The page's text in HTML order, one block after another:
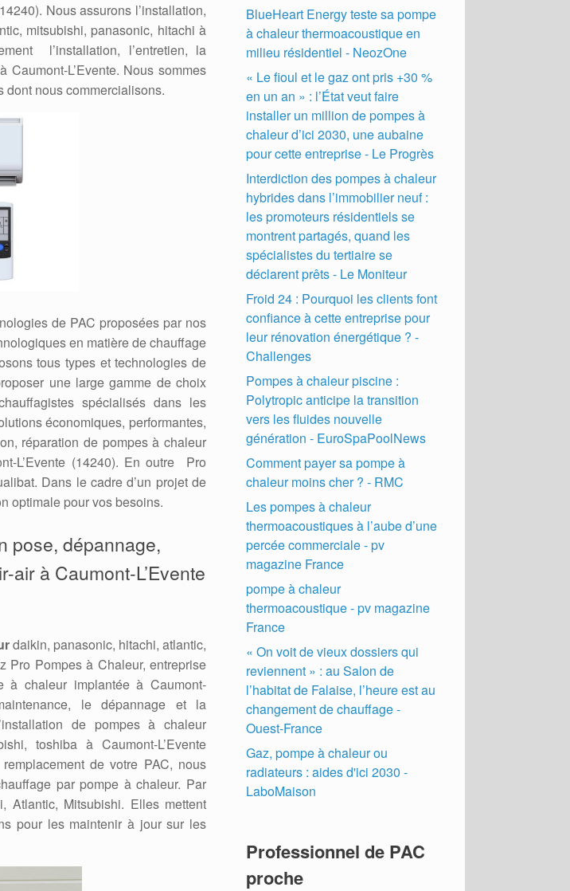
Nous assurons l’installation,
mitsubishi, panasonic, hitachi à
l’installation, l’entretien, la
L’Evente. Nous sommes
dont nous commercialisons.
de PAC proposées par nos
en matière de chauffage
tous types et technologies de
une large gamme de choix
spécialisés dans les
économiques, performantes,
réparation de pompes à chaleur
L’Evente (14240). En outre Pro
Dans le cadre d’un projet de
optimale pour vos besoins.
pose, dépannage,
à Caumont-L’Evente
daikin, panasonic, hitachi, atlantic,
Pro Pompes à Chaleur, entreprise
chaleur implantée à Caumont-
le dépannage et la
de pompes à chaleur
toshiba à Caumont-L’Evente
de votre PAC, nous
par pompe à chaleur. Par
Atlantic, Mitsubishi. Elles mettent
pour les maintenir à jour sur les
BlueHeart Energy teste sa pompe
à chaleur thermoacoustique en
milieu résidentiel - NeozOne
« Le fioul et le gaz ont pris +30 %
en un an » : l’État veut faire
installer un million de pompes à
chaleur d’ici 2030, une aubaine
pour cette entreprise - Le Progrès
Interdiction des pompes à chaleur
hybrides dans l’immobilier neuf :
les promoteurs résidentiels se
montrent partagés, quand les
spécialistes du tertiaire se
déclarent prêts - Le Moniteur
Froid 24 : Pourquoi les clients font
confiance à cette entreprise pour
leur rénovation énergétique ? -
Challenges
Pompes à chaleur piscine :
Polytropic anticipe la transition
vers les fluides nouvelle
génération - EuroSpaPoolNews
Comment payer sa pompe à
chaleur moins cher ? - RMC
Les pompes à chaleur
thermoacoustiques à l’aube d’une
percée commerciale - pv
magazine France
pompe à chaleur
thermoacoustique - pv magazine
France
« On voit de vieux dossiers qui
reviennent » : au Salon de
l’habitat de Falaise, l’heure est au
changement de chauffage -
Ouest-France
Gaz, pompe à chaleur ou
radiateurs : aides d'ici 2030 -
LaboMaison
Professionnel de PAC
proche